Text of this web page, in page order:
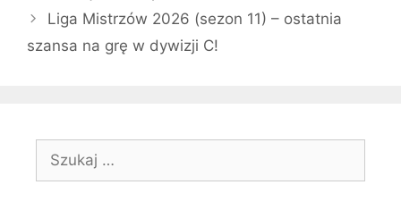
Liga Mistrzów 2026 (sezon 11) – ostatnia
szansa na grę w dywizji C!